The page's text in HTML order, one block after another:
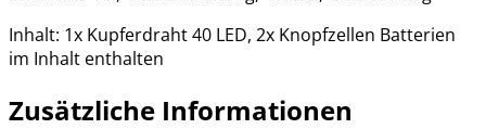
Inhalt: 1x Kupferdraht 40 LED, 2x Knopfzellen Batterien
im Inhalt enthalten
Zusätzliche Informationen